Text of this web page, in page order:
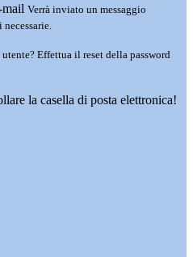
Verrà inviato un messaggio
Effettua il reset della password
la casella di posta elettronica!